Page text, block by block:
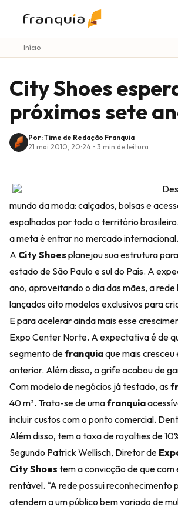
Início
City Shoes
próximos sete
Por: Time de Redação Franquia
21 mai 2010, 20:24 • 3 min de leitura
mundo da moda: calçados, bolsas e
espalhadas por todo o território
a meta é entrar no mercado internacional.
A City Shoes planejou sua estrutura
estado de São Paulo e sul do País. A
ano, aproveitando o dia das mães, a rede
lançados oito modelos exclusivos para
E para acelerar ainda mais esse
Expo Center Norte. A expectativa é de
segmento defranquiaque mais
anterior. Além disso, a grife acabou de
Com modelo de negócios já testado, as
40 m². Trata-se de umafranquia
incluir custos com o ponto comercial.
Além disso, tem a taxa de royalties de
Segundo Patrick Wellisch, Diretor de
City Shoes tem a convicção de que
rentável. “A rede possui reconhecimento
atendem a um público bem variado de